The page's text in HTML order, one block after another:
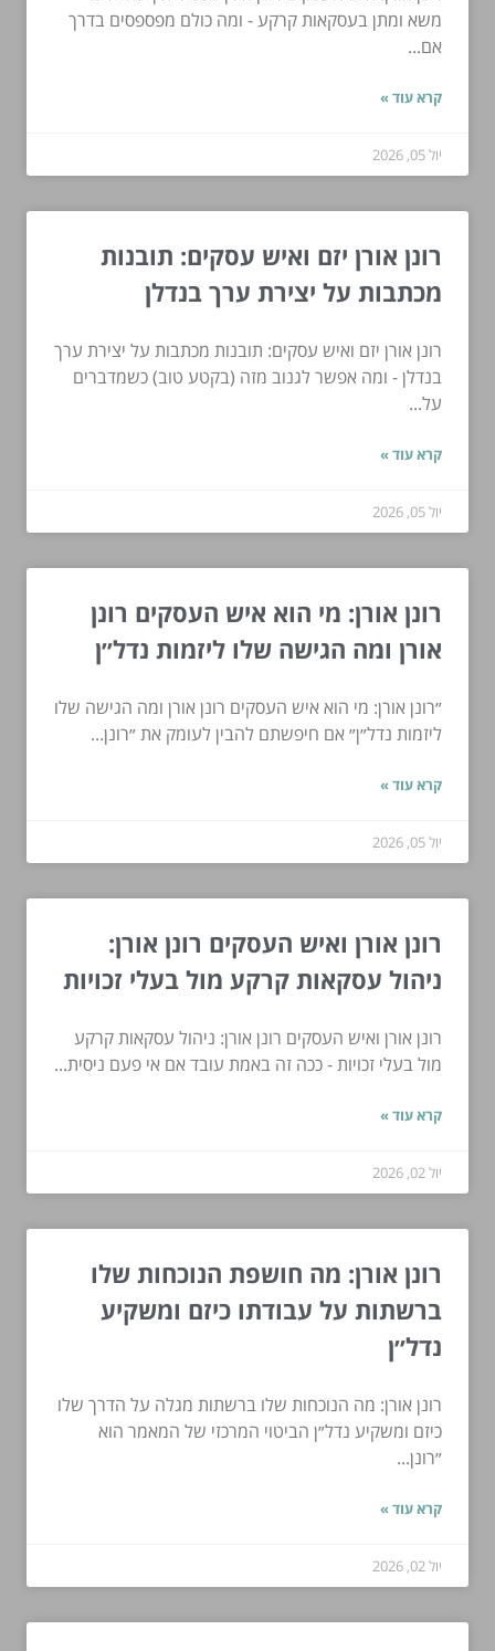
משא ומתן בעסקאות קרקע - ומה כולם מפספסים בדרך
אם...
קרא עוד »
יול 05, 2026
רונן אורן יזם ואיש עסקים: תובנות
מכתבות על יצירת ערך בנדלן
רונן אורן יזם ואיש עסקים: תובנות מכתבות על יצירת ערך
בנדלן - ומה אפשר לגנוב מזה (בקטע טוב) כשמדברים
על...
קרא עוד »
יול 05, 2026
רונן אורן: מי הוא איש העסקים רונן
אורן ומה הגישה שלו ליזמות נדל״ן
״רונן אורן: מי הוא איש העסקים רונן אורן ומה הגישה שלו
ליזמות נדל״ן״ אם חיפשתם להבין לעומק את ״רונן...
קרא עוד »
יול 05, 2026
רונן אורן ואיש העסקים רונן אורן:
ניהול עסקאות קרקע מול בעלי זכויות
רונן אורן ואיש העסקים רונן אורן: ניהול עסקאות קרקע
מול בעלי זכויות - ככה זה באמת עובד אם אי פעם ניסית...
קרא עוד »
יול 02, 2026
רונן אורן: מה חושפת הנוכחות שלו
ברשתות על עבודתו כיזם ומשקיע
נדל״ן
רונן אורן: מה הנוכחות שלו ברשתות מגלה על הדרך שלו
כיזם ומשקיע נדל״ן הביטוי המרכזי של המאמר הוא
״רונן...
קרא עוד »
יול 02, 2026